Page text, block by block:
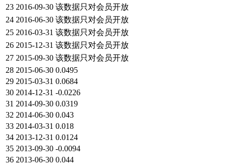
23 2016-09-30 该数据只对会员开放
24 2016-06-30 该数据只对会员开放
25 2016-03-31 该数据只对会员开放
26 2015-12-31 该数据只对会员开放
27 2015-09-30 该数据只对会员开放
28 2015-06-30 0.0495
29 2015-03-31 0.0684
30 2014-12-31 -0.0226
31 2014-09-30 0.0319
32 2014-06-30 0.043
33 2014-03-31 0.018
34 2013-12-31 0.0124
35 2013-09-30 -0.0094
36 2013-06-30 0.044